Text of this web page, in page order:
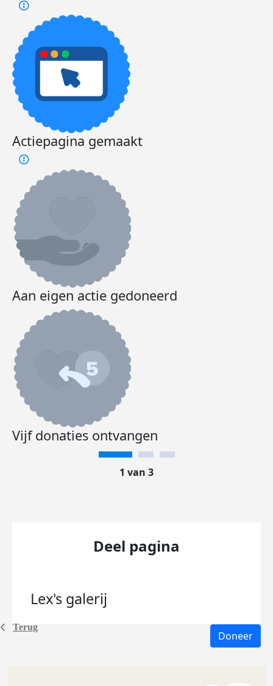
Terug
Actiepagina gemaakt
Aan eigen actie gedoneerd
Vijf donaties ontvangen
1 van 3
Deel pagina
Lex's galerij
Doneer